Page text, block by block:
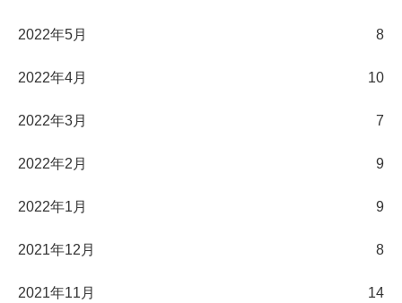
2022年5月 8
2022年4月 10
2022年3月 7
2022年2月 9
2022年1月 9
2021年12月 8
2021年11月 14